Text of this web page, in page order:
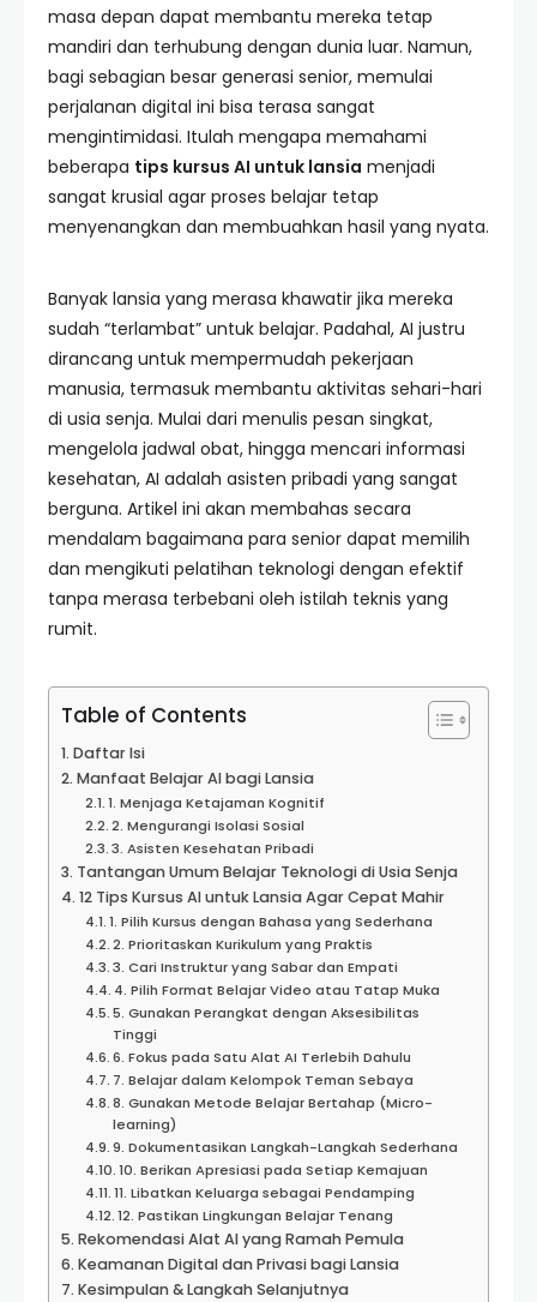
masa depan dapat membantu mereka tetap
mandiri dan terhubung dengan dunia luar. Namun,
bagi sebagian besar generasi senior, memulai
perjalanan digital ini bisa terasa sangat
mengintimidasi. Itulah mengapa memahami
beberapa tips kursus AI untuk lansia menjadi
sangat krusial agar proses belajar tetap
menyenangkan dan membuahkan hasil yang nyata.
Banyak lansia yang merasa khawatir jika mereka
sudah “terlambat” untuk belajar. Padahal, AI justru
dirancang untuk mempermudah pekerjaan
manusia, termasuk membantu aktivitas sehari-hari
di usia senja. Mulai dari menulis pesan singkat,
mengelola jadwal obat, hingga mencari informasi
kesehatan, AI adalah asisten pribadi yang sangat
berguna. Artikel ini akan membahas secara
mendalam bagaimana para senior dapat memilih
dan mengikuti pelatihan teknologi dengan efektif
tanpa merasa terbebani oleh istilah teknis yang
rumit.
Table of Contents
Daftar Isi
Manfaat Belajar AI bagi Lansia
1. Menjaga Ketajaman Kognitif
2. Mengurangi Isolasi Sosial
3. Asisten Kesehatan Pribadi
Tantangan Umum Belajar Teknologi di Usia Senja
12 Tips Kursus AI untuk Lansia Agar Cepat Mahir
1. Pilih Kursus dengan Bahasa yang Sederhana
2. Prioritaskan Kurikulum yang Praktis
3. Cari Instruktur yang Sabar dan Empati
4. Pilih Format Belajar Video atau Tatap Muka
5. Gunakan Perangkat dengan Aksesibilitas
Tinggi
6. Fokus pada Satu Alat AI Terlebih Dahulu
7. Belajar dalam Kelompok Teman Sebaya
8. Gunakan Metode Belajar Bertahap (Micro-
learning)
9. Dokumentasikan Langkah-Langkah Sederhana
10. Berikan Apresiasi pada Setiap Kemajuan
11. Libatkan Keluarga sebagai Pendamping
12. Pastikan Lingkungan Belajar Tenang
Rekomendasi Alat AI yang Ramah Pemula
Keamanan Digital dan Privasi bagi Lansia
Kesimpulan & Langkah Selanjutnya